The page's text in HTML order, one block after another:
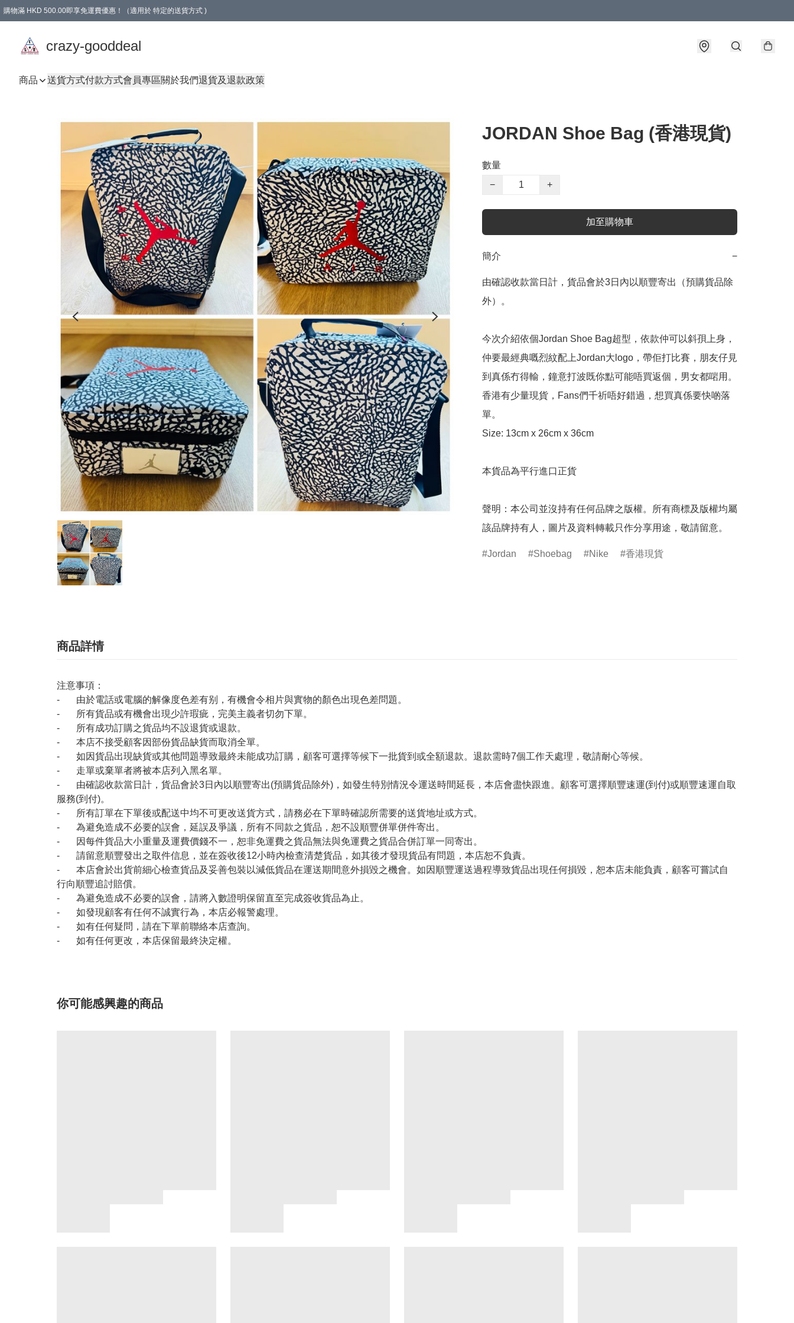
購物滿 HKD 500.00即享免運費優惠！（適用於 特定的送貨方式 )
crazy-gooddeal
商品 送貨方式付款方式會員專區關於我們退貨及退款政策
JORDAN Shoe Bag (香港現貨)
數量
−
+
加至購物車
簡介 −
由確認收款當日計，貨品會於3日內以順豐寄出（預購貨品除
外）。
今次介紹依個Jordan Shoe Bag超型，依款仲可以斜孭上身，
仲要最經典嘅烈紋配上Jordan大logo，帶佢打比賽，朋友仔見
到真係冇得輸，鐘意打波既你點可能唔買返個，男女都啱用。
香港有少量現貨，Fans們千祈唔好錯過，想買真係要快啲落
單。
Size: 13cm x 26cm x 36cm
本貨品為平行進口正貨
聲明：本公司並沒持有任何品牌之版權。所有商標及版權均屬
該品牌持有人，圖片及資料轉載只作分享用途，敬請留意。
Jordan Shoebag Nike 香港現貨
商品詳情
注意事項：
- 由於電話或電腦的解像度色差有别，有機會令相片與實物的顏色出現色差問題。
- 所有貨品或有機會出現少許瑕疵，完美主義者切勿下單。
- 所有成功訂購之貨品均不設退貨或退款。
- 本店不接受顧客因部份貨品缺貨而取消全單。
- 如因貨品出現缺貨或其他問題導致最終未能成功訂購，顧客可選擇等候下一批貨到或全額退款。退款需時7個工作天處理，敬請耐心等候。
- 走單或棄單者將被本店列入黑名單。
- 由確認收款當日計，貨品會於3日內以順豐寄出(預購貨品除外)，如發生特別情況令運送時間延長，本店會盡快跟進。顧客可選擇順豐速運(到付)或順豐速運自取
服務(到付)。
- 所有訂單在下單後或配送中均不可更改送貨方式，請務必在下單時確認所需要的送貨地址或方式。
- 為避免造成不必要的誤會，延誤及爭議，所有不同款之貨品，恕不設順豐併單併件寄出。
- 因每件貨品大小重量及運費價錢不一，恕非免運費之貨品無法與免運費之貨品合併訂單一同寄出。
- 請留意順豐發出之取件信息，並在簽收後12小時內檢查清楚貨品，如其後才發現貨品有問題，本店恕不負責。
- 本店會於出貨前細心檢查貨品及妥善包裝以減低貨品在運送期間意外損毀之機會。如因順豐運送過程導致貨品出現任何損毀，恕本店未能負責，顧客可嘗試自
行向順豐追討賠償。
- 為避免造成不必要的誤會，請將入數證明保留直至完成簽收貨品為止。
- 如發現顧客有任何不誠實行為，本店必報警處理。
- 如有任何疑問，請在下單前聯絡本店查詢。
- 如有任何更改，本店保留最終決定權。
你可能感興趣的商品